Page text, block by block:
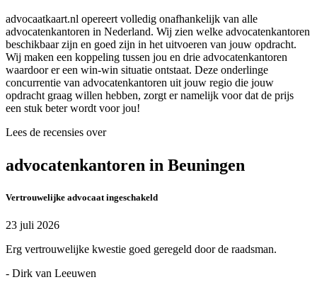
advocaatkaart.nl opereert volledig onafhankelijk van alle
advocatenkantoren in Nederland. Wij zien welke advocatenkantoren
beschikbaar zijn en goed zijn in het uitvoeren van jouw opdracht.
Wij maken een koppeling tussen jou en drie advocatenkantoren
waardoor er een win-win situatie ontstaat. Deze onderlinge
concurrentie van advocatenkantoren uit jouw regio die jouw
opdracht graag willen hebben, zorgt er namelijk voor dat de prijs
een stuk beter wordt voor jou!
Lees de recensies over
advocatenkantoren in Beuningen
Vertrouwelijke advocaat ingeschakeld
23 juli 2026
Erg vertrouwelijke kwestie goed geregeld door de raadsman.
- Dirk van Leeuwen